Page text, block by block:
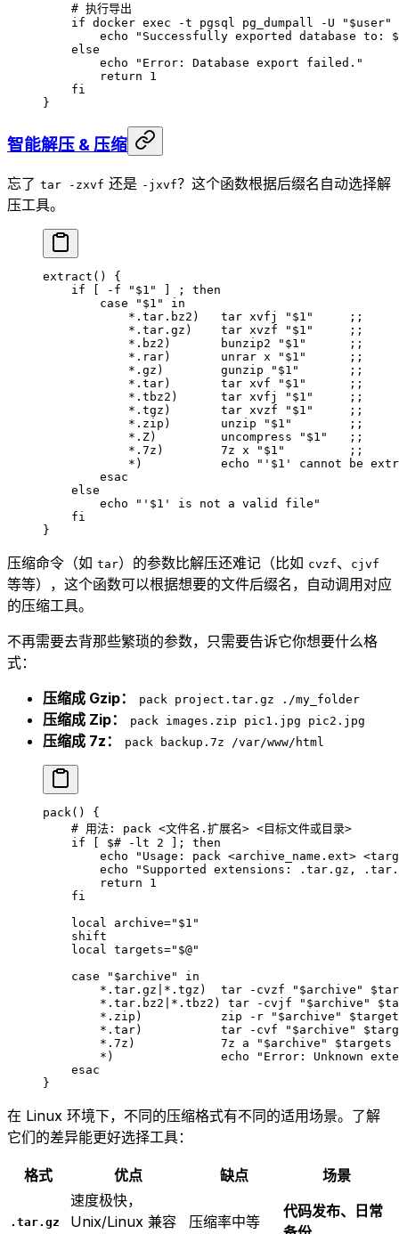
    # 执行导出
    if
docker exec -t pgsql pg_dumpall -U " $user"
        echo
"Successfully exported database to:
    else
        echo
"Error: Database export failed."
        return
1
    fi
}
智能解压 & 压缩
忘了 tar -zxvf 还是 -jxvf？这个函数根据后缀名自动选择解
压工具。
extract () {
    if
-f " $1 " ] ; then
        case
" $1 "
in
            *
.tar.bz2 )
   tar
xvfj " $1 "
     ;;
            *
.tar.gz )
    tar
xvzf " $1 "
     ;;
            *
.bz2 )
       bunzip2
" $1 "
      ;;
            *
.rar)
       unrar
x " $1 "
      ;;
            *
.gz )
        gunzip
" $1 "
       ;;
            *
.tar)
       tar
xvf " $1 "
      ;;
            *
.tbz2 )
      tar
xvfj " $1 "
     ;;
            *
.tgz )
       tar
xvzf " $1 "
     ;;
            *
.zip )
       unzip
" $1 "
        ;;
            *
.Z)
         uncompress
" $1 "
   ;;
            *
.7z )
        7z
x " $1 "
         ;;
            *)
           echo
"' $1 ' cannot be
        esac
    else
        echo
"' $1 ' is not a valid file"
    fi
}
压缩命令（如 tar）的参数比解压还难记（比如 cvzf、 cjvf
等等），这个函数可以根据想要的文件后缀名，自动调用对应
的压缩工具。
不再需要去背那些繁琐的参数，只需要告诉它你想要什么格
式：
压缩成 Gzip：
pack project.tar.gz ./my_folder
压缩成 Zip： pack images.zip pic1.jpg pic2.jpg
压缩成 7z： pack backup.7z /var/www/html
pack() {
    # 用法: pack <文件名.扩展名> <目标文件或目录>
    if
$# -lt 2 ]; then
        echo
"Usage: pack <archive_name.ext>
        echo
"Supported extensions: .tar.gz,
        return
1
    fi
    local
archive=" $1 "
    shift
    local
targets=" $@"
    case
" $archive "
in
        *
.tar.gz |* .tgz )
  tar
-cvzf " $archive "
        *
.tar.bz2 |* .tbz2 ) tar -cvjf " $archive "
        *
.zip )
           zip
-r " $archive "
        *
.tar)
           tar
-cvf " $archive "
        *
.7z )
            7z
a " $archive "
        *)
               echo
"Error: Unknown
    esac
}
在 Linux 环境下，不同的压缩格式有不同的适用场景。了解
它们的差异能更好选择工具：
格式 优点 缺点 场景
.tar.gz
速度极快，
Unix/Linux 兼容
压缩率中等
代码发布、日常